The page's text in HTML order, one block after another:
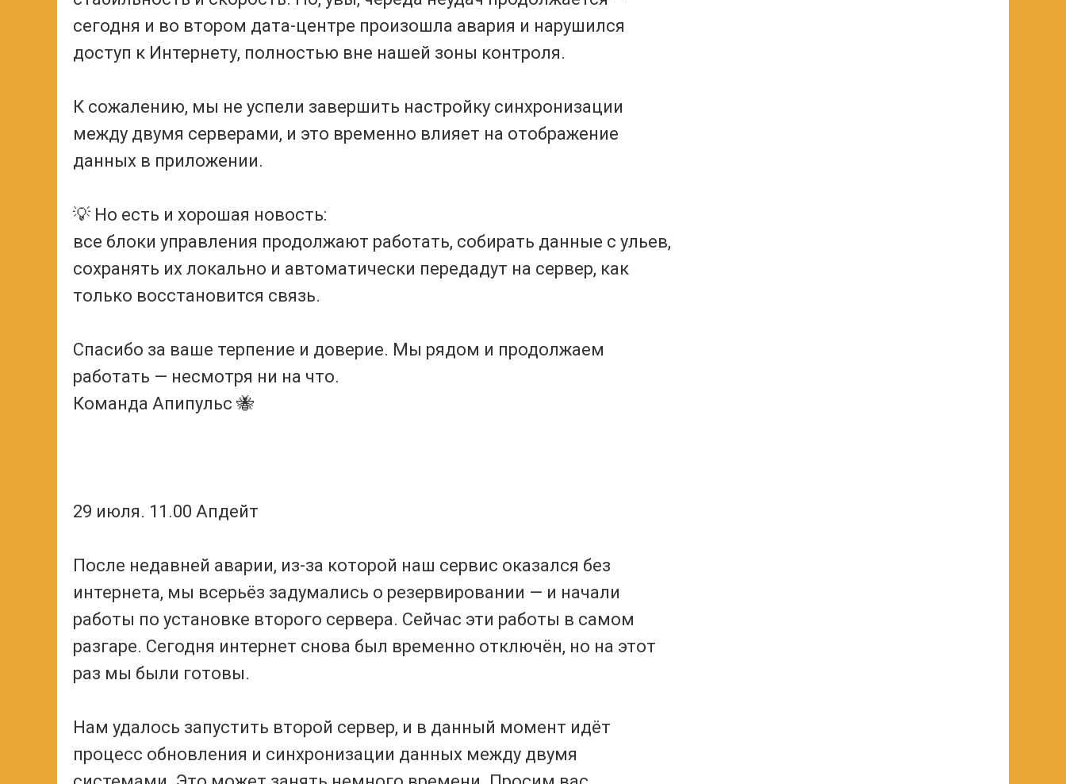
сегодня и во втором дата-центре произошла авария и нарушился
доступ к Интернету, полностью вне нашей зоны контроля.
К сожалению, мы не успели завершить настройку синхронизации
между двумя серверами, и это временно влияет на отображение
данных в приложении.
💡 Но есть и хорошая новость:
все блоки управления продолжают работать, собирать данные с ульев,
сохранять их локально и автоматически передадут на сервер, как
только восстановится связь.
Спасибо за ваше терпение и доверие. Мы рядом и продолжаем
работать — несмотря ни на что.
Команда Апипульс 🐝
29 июля. 11.00 Апдейт
После недавней аварии, из-за которой наш сервис оказался без
интернета, мы всерьёз задумались о резервировании — и начали
работы по установке второго сервера. Сейчас эти работы в самом
разгаре. Сегодня интернет снова был временно отключён, но на этот
раз мы были готовы.
Нам удалось запустить второй сервер, и в данный момент идёт
процесс обновления и синхронизации данных между двумя